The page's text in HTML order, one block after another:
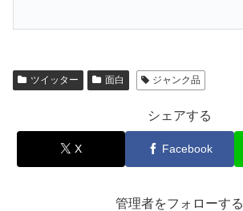
ツイッター 面白 ジャンク品
シェアする
X Facebook
管理者をフォローする